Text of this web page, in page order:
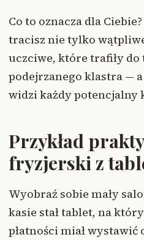
Co to oznacza dla
tracisz nie tylko
uczciwe, które trafiły do
podejrzanego klastra —
widzi każdy potencjalny
Przykład
fryzjerski z
Wyobraź sobie mały
kasie stał tablet, na
płatności miał wystawić